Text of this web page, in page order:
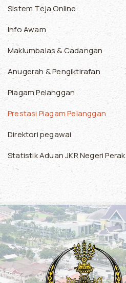
Sistem Teja Online
Info Awam
Maklumbalas & Cadangan
Anugerah & Pengiktirafan
Piagam Pelanggan
Prestasi Piagam Pelanggan
Direktori pegawai
Statistik Aduan JKR Negeri Perak